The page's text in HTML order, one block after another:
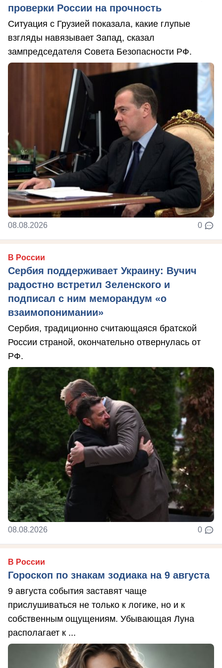
проверки России на прочность
Ситуация с Грузией показала, какие глупые
взгляды навязывает Запад, сказал
зампредседателя Совета Безопасности РФ.
08.08.2026 0
В России
Сербия поддерживает Украину: Вучич
радостно встретил Зеленского и
подписал с ним меморандум «о
взаимопонимании»
Сербия, традиционно считающаяся братской
России страной, окончательно отвернулась от
РФ.
08.08.2026 0
В России
Гороскоп по знакам зодиака на 9 августа
9 августа события заставят чаще
прислушиваться не только к логике, но и к
собственным ощущениям. Убывающая Луна
располагает к ...